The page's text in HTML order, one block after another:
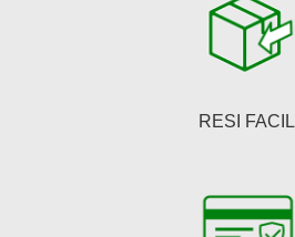
RESI FACILI